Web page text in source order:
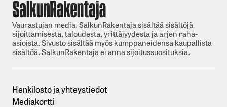
Vaurastujan media. SalkunRakentaja sisältää sisältöjä
sijoittamisesta, taloudesta, yrittäjyydesta ja arjen raha-
asioista. Sivusto sisältää myös kumppaneidensa kaupallista
sisältöä. SalkunRakentaja ei anna sijoitussuosituksia.
Henkilöstö ja yhteystiedot
Mediakortti